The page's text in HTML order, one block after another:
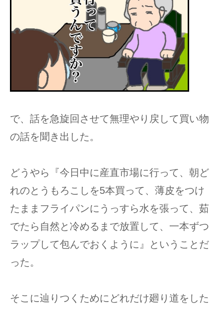
で、話を急旋回させて無理やり戻して買い物
の話を聞き出した。
どうやら『今日中に産直市場に行って、朝ど
れのとうもろこしを5本買って、薄皮をつけ
たままフライパンにうっすら水を張って、茹
でたら自然と冷めるまで放置して、一本ずつ
ラップして包んでおくように』ということだ
った。
そこに辿りつくためにどれだけ廻り道をした